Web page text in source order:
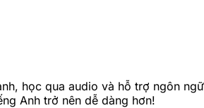
học qua audio và hỗ trợ ngôn ngữ
Anh trở nên dễ dàng hơn!